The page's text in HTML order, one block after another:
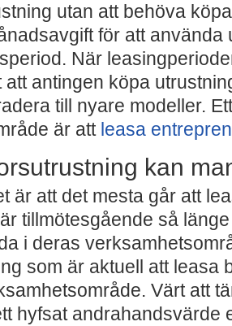
utan att behöva
för att använda
När
att antingen köpa
till nyare modeller.
är att leasa
kan
är att det mesta går att
tillmötesgående så
i deras
som är aktuell att leasa
Värt att
hyfsat andrahandsvärde